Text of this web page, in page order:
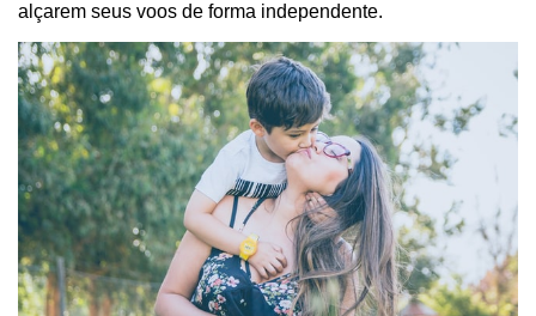
alçarem seus voos de forma independente.